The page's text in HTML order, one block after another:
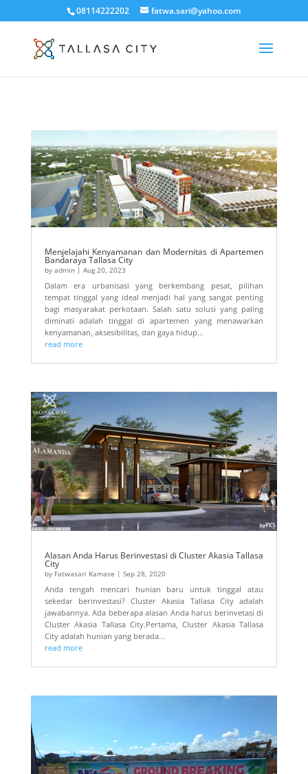
08114222202 fatwa.sari@yahoo.com
Menjelajahi Kenyamanan dan Modernitas di Apartemen
Bandaraya Tallasa City
by admin| Aug 20, 2023
Dalam era urbanisasi yang berkembang pesat, pilihan
tempat tinggal yang ideal menjadi hal yang sangat penting
bagi masyarakat perkotaan. Salah satu solusi yang paling
diminati adalah tinggal di apartemen yang menawarkan
kenyamanan, aksesibilitas, dan gaya hidup...
read more
Alasan Anda Harus Berinvestasi di Cluster Akasia Tallasa
City
by Fatwasari Kamase | Sep 28, 2020
Anda tengah mencari hunian baru untuk tinggal atau
sekedar berinvestasi? Cluster Akasia Tallasa City adalah
jawabannya. Ada beberapa alasan Anda harus berinvetasi di
Cluster Akasia Tallasa City.Pertama, Cluster Akasia Tallasa
City adalah hunian yang berada...
read more